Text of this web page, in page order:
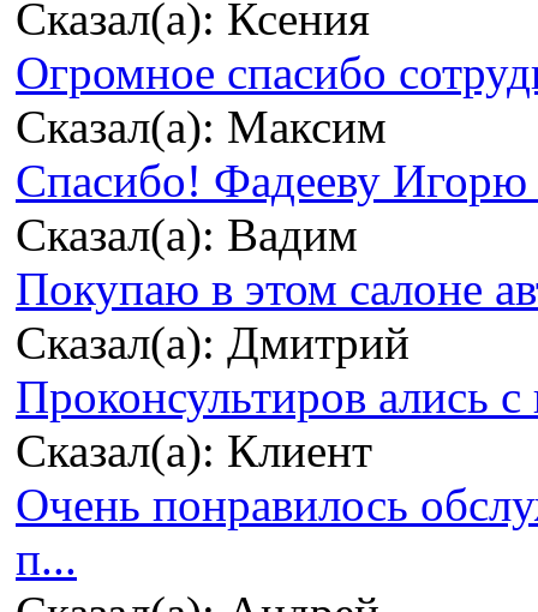
Сказал(а): Ксения
Огромное спасибо
Сказал(а): Максим
Спасибо! Фадееву Игорю
Сказал(а): Вадим
Покупаю в этом салоне
Сказал(а): Дмитрий
Проконсультиров ались
Сказал(а): Клиент
Очень понравилось
п...